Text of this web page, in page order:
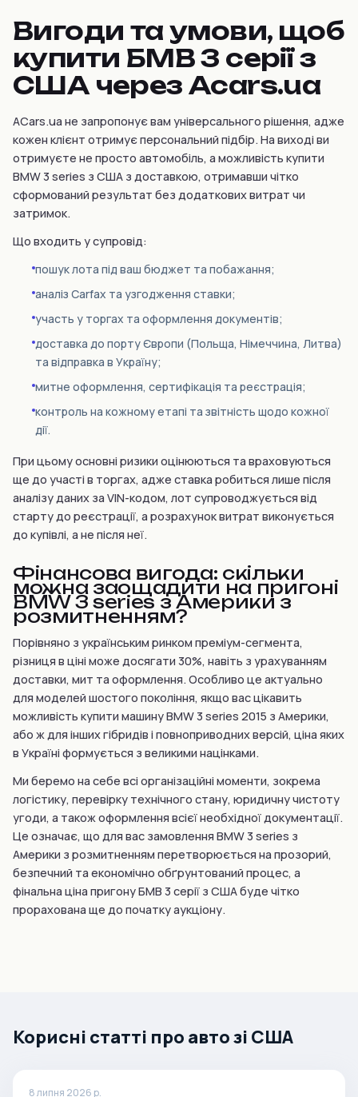
Вигоди та умови, щоб
купити БМВ 3 серії з
США через Acars.ua
ACars.ua не запропонує вам універсального рішення, адже
кожен клієнт отримує персональний підбір. На виході ви
отримуєте не просто автомобіль, а можливість купити
BMW 3 series з США з доставкою, отримавши чітко
сформований результат без додаткових витрат чи
затримок.
Що входить у супровід:
пошук лота під ваш бюджет та побажання;
аналіз Carfax та узгодження ставки;
участь у торгах та оформлення документів;
доставка до порту Європи (Польща, Німеччина, Литва)
та відправка в Україну;
митне оформлення, сертифікація та реєстрація;
контроль на кожному етапі та звітність щодо кожної
дії.
При цьому основні ризики оцінюються та враховуються
ще до участі в торгах, адже ставка робиться лише після
аналізу даних за VIN-кодом, лот супроводжується від
старту до реєстрації, а розрахунок витрат виконується
до купівлі, а не після неї.
Фінансова вигода: скільки
можна заощадити на пригоні
BMW 3 series з Америки з
розмитненням?
Порівняно з українським ринком преміум-сегмента,
різниця в ціні може досягати 30%, навіть з урахуванням
доставки, мит та оформлення. Особливо це актуально
для моделей шостого покоління, якщо вас цікавить
можливість купити машину BMW 3 series 2015 з Америки,
або ж для інших гібридів і повноприводних версій, ціна яких
в Україні формується з великими націнками.
Ми беремо на себе всі організаційні моменти, зокрема
логістику, перевірку технічного стану, юридичну чистоту
угоди, а також оформлення всієї необхідної документації.
Це означає, що для вас замовлення BMW 3 series з
Америки з розмитненням перетворюється на прозорий,
безпечний та економічно обґрунтований процес, а
фінальна ціна пригону БМВ 3 серії з США буде чітко
прорахована ще до початку аукціону.
Корисні статті про авто зі США
8 липня 2026 р.